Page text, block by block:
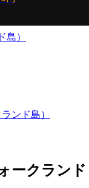
島）
ンド島）
ークランド